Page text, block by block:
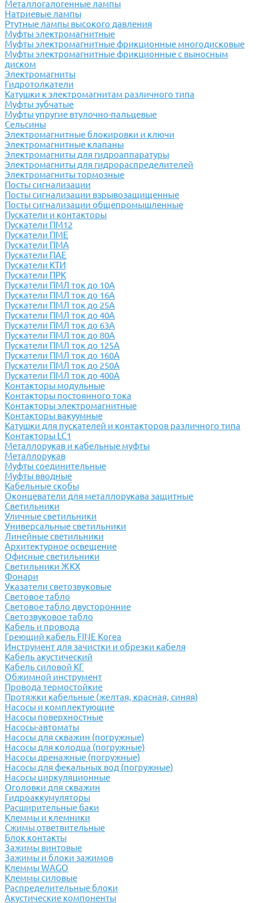
Металлогалогенные лампы
Натриевые лампы
Ртутные лампы высокого давления
Муфты электромагнитные
Муфты электромагнитные фрикционные многодисковые
Муфты электромагнитные фрикционные с выносным
диском
Электромагниты
Гидротолкатели
Катушки к электромагнитам различного типа
Муфты зубчатые
Муфты упругие втулочно-пальцевые
Сельсины
Электромагнитные блокировки и ключи
Электромагнитные клапаны
Электромагниты для гидроаппаратуры
Электромагниты для гидрораспределителей
Электромагниты тормозные
Посты сигнализации
Посты сигнализации взрывозащищенные
Посты сигнализации общепромышленные
Пускатели и контакторы
Пускатели ПМ12
Пускатели ПМЕ
Пускатели ПМА
Пускатели ПАЕ
Пускатели КТИ
Пускатели ПРК
Пускатели ПМЛ ток до 10А
Пускатели ПМЛ ток до 16А
Пускатели ПМЛ ток до 25А
Пускатели ПМЛ ток до 40А
Пускатели ПМЛ ток до 63А
Пускатели ПМЛ ток до 80А
Пускатели ПМЛ ток до 125А
Пускатели ПМЛ ток до 160А
Пускатели ПМЛ ток до 250А
Пускатели ПМЛ ток до 400А
Контакторы модульные
Контакторы постоянного тока
Контакторы электромагнитные
Контакторы вакуумные
Катушки для пускателей и контакторов различного типа
Контакторы LC1
Металлорукав и кабельные муфты
Металлорукав
Муфты соединительные
Муфты вводные
Кабельные скобы
Оконцеватели для металлорукава защитные
Светильники
Уличные светильники
Универсальные светильники
Линейные светильники
Архитектурное освещение
Офисные светильники
Светильники ЖКХ
Фонари
Указатели светозвуковые
Световое табло
Световое табло двусторонние
Светозвуковое табло
Кабель и провода
Греющий кабель FINE Korea
Инструмент для зачистки и обрезки кабеля
Кабель акустический
Кабель силовой КГ
Обжимной инструмент
Провода термостойкие
Протяжки кабельные (желтая, красная, синяя)
Насосы и комплектующие
Насосы поверхностные
Насосы-автоматы
Насосы для скважин (погружные)
Насосы для колодца (погружные)
Насосы дренажные (погружные)
Насосы для фекальных вод (погружные)
Насосы циркуляционные
Оголовки для скважин
Гидроаккумуляторы
Расширительные баки
Клеммы и клемники
Cжимы ответвительные
Блок контакты
Зажимы винтовые
Зажимы и блоки зажимов
Клеммы WAGO
Клеммы силовые
Распределительные блоки
Акустические компоненты